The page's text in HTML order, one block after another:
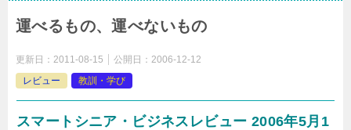
運べるもの、運べないもの
更新日： 2011-08-15 公開日： 2006-12-12
レビュー
教訓・学び
スマートシニア・ビジネスレビュー 2006年5月1